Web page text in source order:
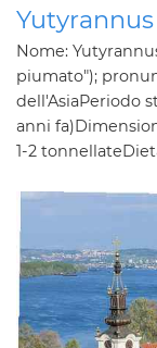
Nome:
piumato");
dell'AsiaPeriodo
anni
1-2